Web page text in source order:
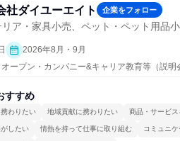
社ダイユーエイト 企業をフォロー
リア・家具小売、ペット・ペット用品
2026年8月・9月
ープン・カンパニー&キャリア教育等（説明
すすめ
わりたい 地域貢献に携わりたい 商品・サービ
したい 情熱を持って仕事に取り組む コミュニ